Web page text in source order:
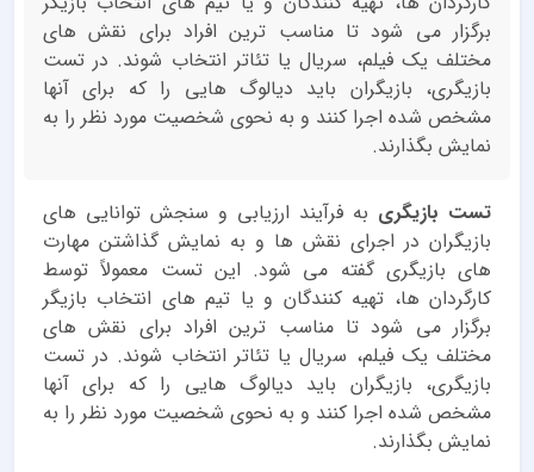
برگزار می شود تا مناسب ترین افراد برای نقش های
مختلف یک فیلم، سریال یا تئاتر انتخاب شوند. در تست
بازیگری، بازیگران باید دیالوگ هایی را که برای آنها
مشخص شده اجرا کنند و به نحوی شخصیت مورد نظر را به
نمایش بگذارند.
تست بازیگری به فرآیند ارزیابی و سنجش توانایی های
بازیگران در اجرای نقش ها و به نمایش گذاشتن مهارت
های بازیگری گفته می شود. این تست معمولاً توسط
کارگردان ها، تهیه کنندگان و یا تیم های انتخاب بازیگر
برگزار می شود تا مناسب ترین افراد برای نقش های
مختلف یک فیلم، سریال یا تئاتر انتخاب شوند. در تست
بازیگری، بازیگران باید دیالوگ هایی را که برای آنها
مشخص شده اجرا کنند و به نحوی شخصیت مورد نظر را به
نمایش بگذارند.